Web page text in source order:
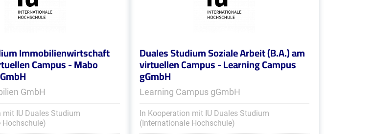
Immobilienwirtschaft
Campus - Mabo
GmbH
mit IU Duales Studium
Hochschule)
Duales Studium Soziale Arbeit (B.A.) am
virtuellen Campus - Learning Campus
gGmbH
Learning Campus gGmbH
In Kooperation mit IU Duales Studium
(Internationale Hochschule)